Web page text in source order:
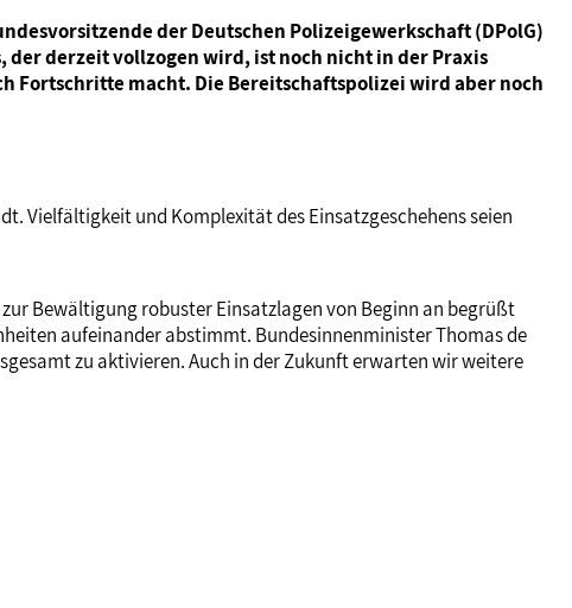
der Deutschen Polizeigewerkschaft (DPolG)
derzeit vollzogen wird, ist noch nicht in der Praxis
Fortschritte macht. Die Bereitschaftspolizei wird aber noch
Vielfältigkeit und Komplexität des Einsatzgeschehens seien
Bewältigung robuster Einsatzlagen von Beginn an begrüßt
aufeinander abstimmt. Bundesinnenminister Thomas de
zu aktivieren. Auch in der Zukunft erwarten wir weitere